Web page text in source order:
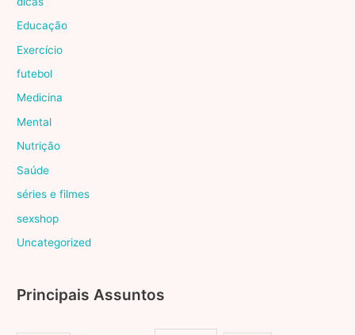
Educação
Exercício
futebol
Medicina
Mental
Nutrição
Saúde
séries e filmes
sexshop
Uncategorized
Principais Assuntos